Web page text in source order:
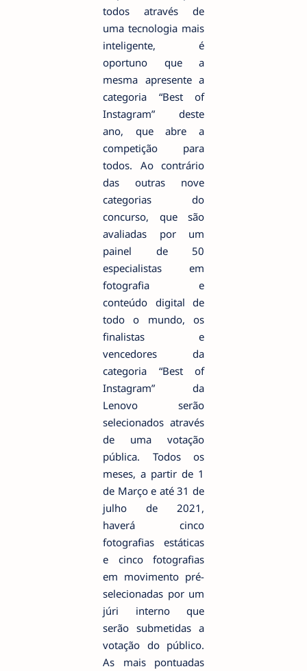
todos através de
uma tecnologia mais
inteligente, é
oportuno que a
mesma apresente a
categoria “Best of
Instagram” deste
ano, que abre a
competição para
todos. Ao contrário
das outras nove
categorias do
concurso, que são
avaliadas por um
painel de 50
especialistas em
fotografia e
conteúdo digital de
todo o mundo, os
finalistas e
vencedores da
categoria “Best of
Instagram” da
Lenovo serão
selecionados através
de uma votação
pública. Todos os
meses, a partir de 1
de Março e até 31 de
julho de 2021,
haverá cinco
fotografias estáticas
e cinco fotografias
em movimento pré-
selecionadas por um
júri interno que
serão submetidas a
votação do público.
As mais pontuadas